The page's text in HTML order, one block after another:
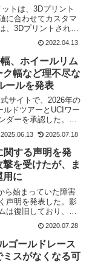
トは、3Dプリント
に合わせてカスタマ
、3Dプリントされた
を背景に、同様の技
リングヘルメットに
ズを測ってから個人
2022.04.13
、ホイールリム
幅など理不尽な
ールを発表
サイトで、2026年の
ルドツアーとUCIワー
ダーを承認した。さ
位3チームのプロチ
ーに出れることも発
術面のルール変更も
2025.06.13 2025.07.18
する声明を発
を受けたが、ま
用に
ら始まっていた障害
声明を発表した。影
は復旧しており、ま
可能になる見込とい
の中でウイルス攻撃
正式に認めた。
2020.07.28
ゴールドレース
スがなくなる可